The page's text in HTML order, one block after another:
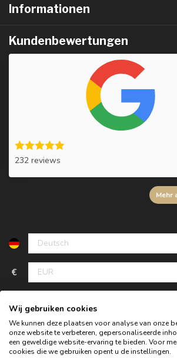
Informationen
Kundenbewertungen
232 reviews
Mehr
€
Wij gebruiken cookies
We kunnen deze plaatsen voor analyse van onze
onze website te verbeteren, gepersonaliseerde
een geweldige website-ervaring te bieden. Voor
cookies die we gebruiken opent u de instellingen.